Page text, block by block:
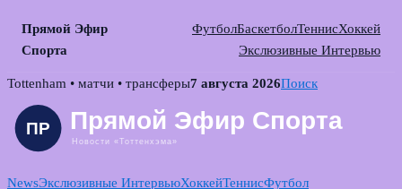
Прямой Эфир
Спорта
ФутболБаскетболТеннисХоккей
Экслюзивные Интервью
Skip
content
Tottenham • матчи • трансферы7 августа 2026Поиск
NewsЭкслюзивные ИнтервьюХоккейТеннисФутбол